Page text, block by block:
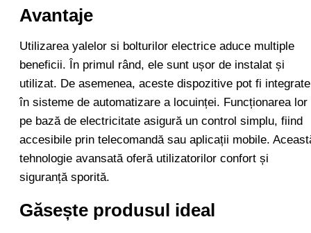
Avantaje
Utilizarea yalelor si bolturilor electrice aduce multiple
beneficii. În primul rând, ele sunt ușor de instalat și
utilizat. De asemenea, aceste dispozitive pot fi integrate
în sisteme de automatizare a locuinței. Funcționarea lor
pe bază de electricitate asigură un control simplu, fiind
accesibile prin telecomandă sau aplicații mobile.
tehnologie avansată oferă utilizatorilor confort și
siguranță sporită.
Găsește produsul ideal